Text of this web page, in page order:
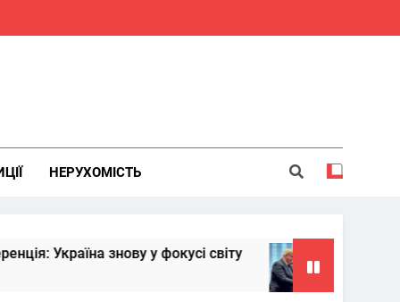
НЕРУХОМІСТЬ
знову у фокусі світу Китай надасть
6 Місяців Тому